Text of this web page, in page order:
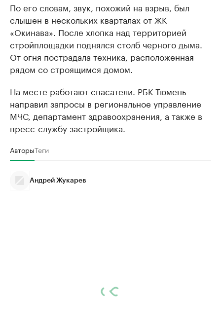
По его словам, звук, похожий на взрыв, был
слышен в нескольких кварталах от ЖК
«Окинава». После хлопка над территорией
стройплощадки поднялся столб черного дыма.
От огня пострадала техника, расположенная
рядом со строящимся домом.
На месте работают спасатели. РБК Тюмень
направил запросы в региональное управление
МЧС, департамент здравоохранения, а также в
пресс-службу застройщика.
АвторыТеги
Андрей Жукарев